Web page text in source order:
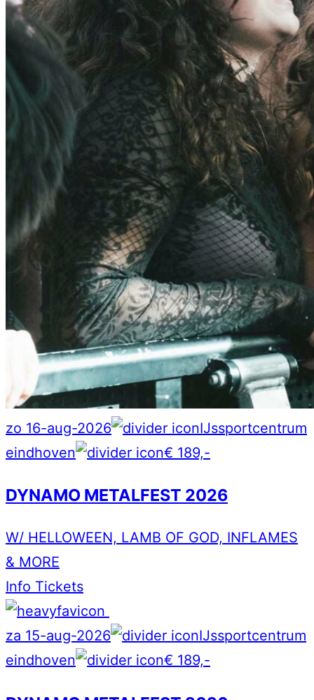
zo 16-aug-2026
IJssportcentrum
eindhoven
€ 189,-
DYNAMO METALFEST 2026
W/ HELLOWEEN, LAMB OF GOD, INFLAMES
& MORE
Info Tickets
za 15-aug-2026
IJssportcentrum
eindhoven
€ 189,-